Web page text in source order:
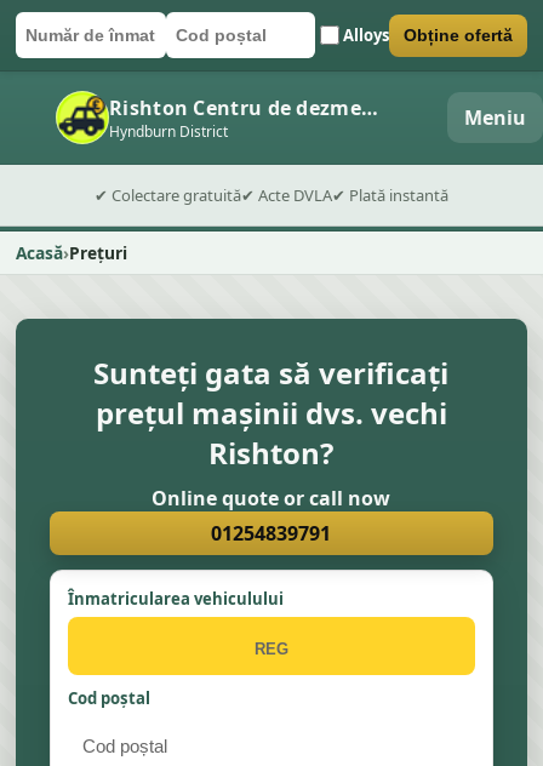
Număr de înmatriculare
Cod poștal Alloys
Trimite formularul Obține ofertă
Rishton Centru de dezmembrări auto
Hyndburn District Meniu
✔ Colectare gratuită✔ Acte DVLA✔ Plată instantă
Acasă Prețuri
Sunteți gata să verificați
prețul mașinii dvs. vechi
Rishton?
Online quote or call now
01254839791
Înmatricularea vehiculului
Cod poștal